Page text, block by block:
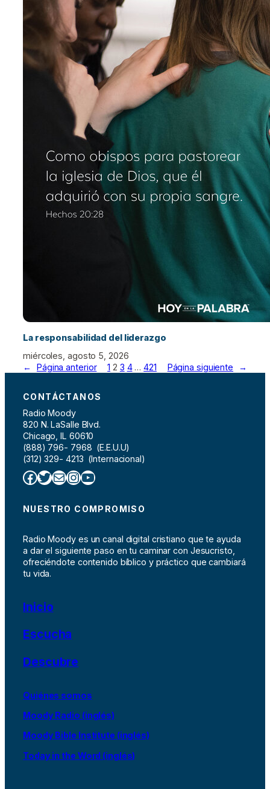
La responsabilidad del liderazgo
miércoles, agosto 5, 2026
←
Página anterior 1 2 3 4 … 421 Página siguiente →
CONTÁCTANOS
Radio Moody
820 N. LaSalle Blvd.
Chicago, IL 60610
(888) 796- 7968 (E.E.U.U)
(312) 329- 4213 (Internacional)
Facebook Twitter Correo electrónico InstagramYouTube
NUESTRO COMPROMISO
Radio Moody es un canal digital cristiano que te ayuda
a dar el siguiente paso en tu caminar con Jesucristo,
ofreciéndote contenido bíblico y práctico que cambiará
tu vida.
Inicio
Escucha
Descubre
Quiénes somos
Moody Radio (inglés)
Moody Bible Institute (inglés)
Today in the Word (inglés)